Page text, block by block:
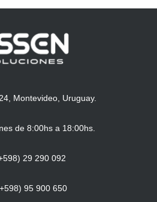
Montevideo, Uruguay.
de 8:00hs a 18:00hs.
29 290 092
95 900 650